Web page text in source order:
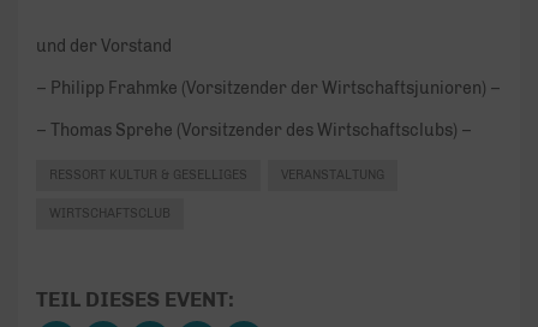
und der Vorstand
– Philipp Frahmke (Vorsitzender der Wirtschaftsjunioren) –
– Thomas Sprehe (Vorsitzender des Wirtschaftsclubs) –
RESSORT KULTUR & GESELLIGES VERANSTALTUNG
WIRTSCHAFTSCLUB
TEIL DIESES EVENT: